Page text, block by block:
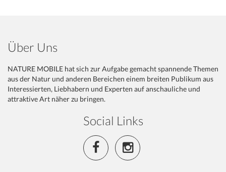
Über Uns
NATURE MOBILE hat sich zur Aufgabe gemacht spannende Themen
aus der Natur und anderen Bereichen einem breiten Publikum aus
Interessierten, Liebhabern und Experten auf anschauliche und
attraktive Art näher zu bringen.
Social Links